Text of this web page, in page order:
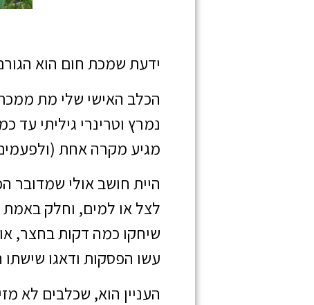
ידעת שמכת חום הוא
נמרץ וטרינרי גיליתי
מגיע מקרה אחת (ולפעמים
היית חושב אולי שמדובר
לצל או למים, וחלק באמת
שיחקו כמה דקות בחצר, או
עשו הפסקות ודאגו
העניין הוא, שכלבים לא